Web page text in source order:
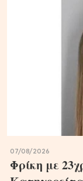
07/08/2026
Φρίκη με